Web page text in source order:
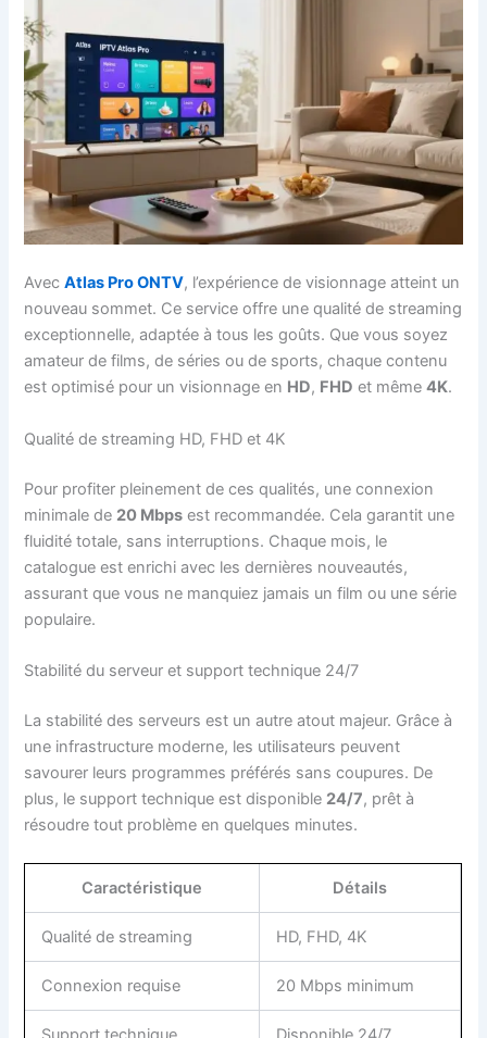
AvecAtlas Pro ONTV, l’expérience de visionnage atteint un
nouveau sommet. Ce service offre une qualité de streaming
exceptionnelle, adaptée à tous les goûts. Que vous soyez
amateur de films, de séries ou de sports, chaque contenu
est optimisé pour un visionnage en HD, FHD et même4K.
Qualité de streaming HD, FHD et 4K
Pour profiter pleinement de ces qualités, une connexion
minimale de 20 Mbps est recommandée. Cela garantit une
fluidité totale, sans interruptions. Chaque mois, le
catalogue est enrichi avec les dernières nouveautés,
assurant que vous ne manquiez jamais un film ou une série
populaire.
Stabilité du serveur et support technique 24/7
La stabilité des serveurs est un autre atout majeur. Grâce à
une infrastructure moderne, les utilisateurs peuvent
savourer leurs programmes préférés sans coupures. De
plus, le support technique est disponible 24/7, prêt à
résoudre tout problème en quelques minutes.
Caractéristique Détails
Qualité de streaming HD, FHD, 4K
Connexion requise 20 Mbps minimum